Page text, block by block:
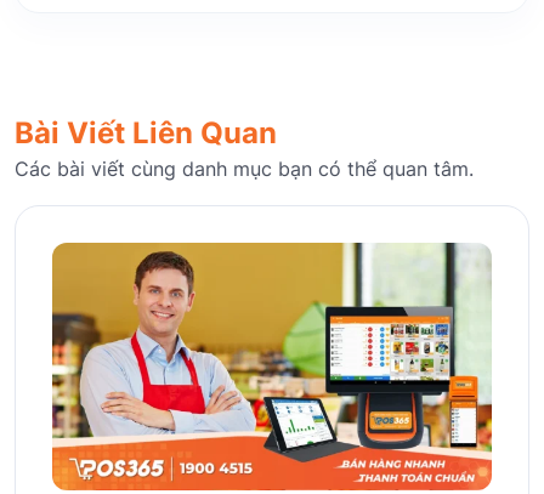
Bài Viết Liên Quan
Các bài viết cùng danh mục bạn có thể quan tâm.